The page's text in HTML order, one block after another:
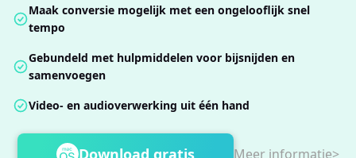
Maak conversie mogelijk met een ongelooflijk snel
tempo
Gebundeld met hulpmiddelen voor bijsnijden en
samenvoegen
Video- en audioverwerking uit één hand
Download gratis Meer informatie>